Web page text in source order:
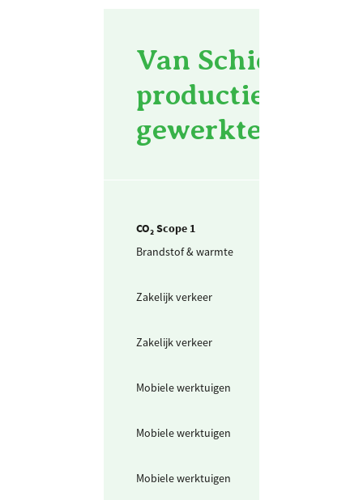
Van Schie
gewerkte uren
CO₂ Scope 1
Brandstof & warmte
Zakelijk verkeer
Zakelijk verkeer
Mobiele werktuigen
Mobiele werktuigen
Mobiele werktuigen